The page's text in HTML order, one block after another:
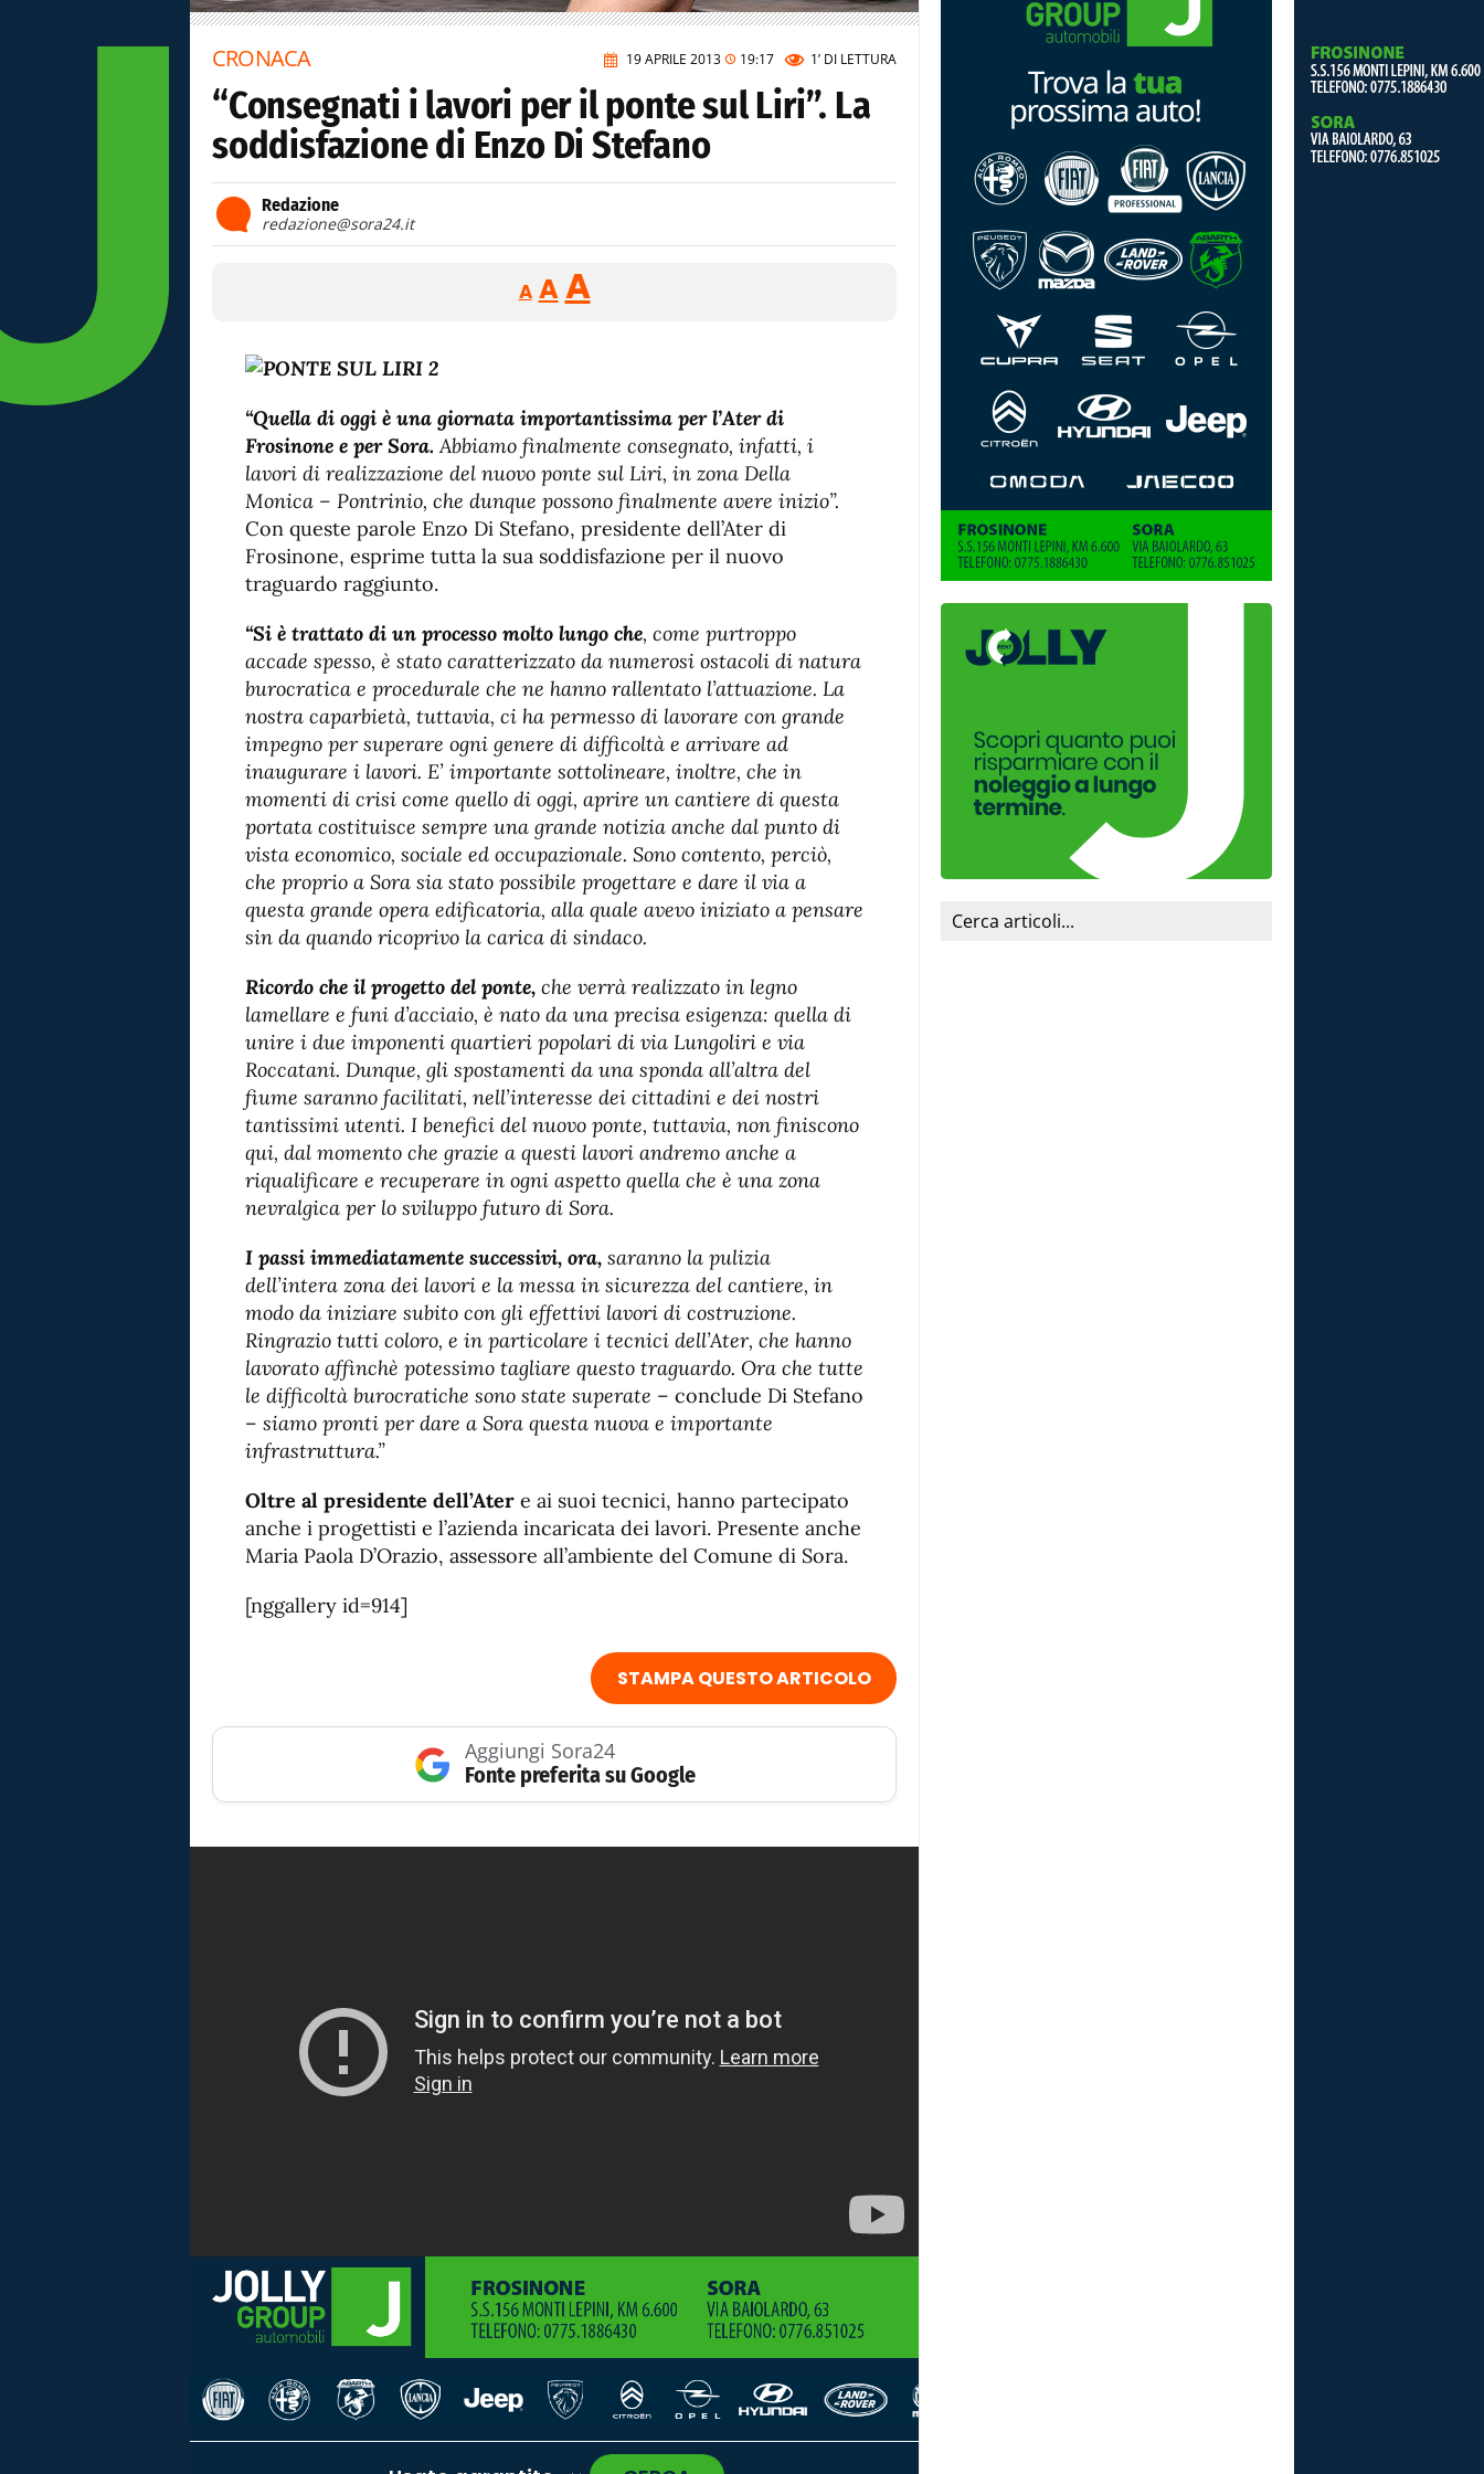
19 APRILE 2013 19:17 1’ DI LETTURA
CRONACA
“Consegnati i lavori per il ponte sul Liri”. La
soddisfazione di Enzo Di Stefano
Redazione
redazione@sora24.it
A
Reducir
tamaño
A Restablecer
tamaño
AAumentar
fuente.
“Quella di oggi è una giornata importantissima per l’Ater di
Frosinone e per Sora. Abbiamo finalmente consegnato, infatti, i
lavori di realizzazione del nuovo ponte sul Liri, in zona Della
Monica – Pontrinio, che dunque possono finalmente avere inizio”.
Con queste parole Enzo Di Stefano, presidente dell’Ater di
Frosinone, esprime tutta la sua soddisfazione per il nuovo
traguardo raggiunto.
“Si è trattato di un processo molto lungo che, come purtroppo
accade spesso, è stato caratterizzato da numerosi ostacoli di natura
burocratica e procedurale che ne hanno rallentato l’attuazione. La
nostra caparbietà, tuttavia, ci ha permesso di lavorare con grande
impegno per superare ogni genere di difficoltà e arrivare ad
inaugurare i lavori. E’ importante sottolineare, inoltre, che in
momenti di crisi come quello di oggi, aprire un cantiere di questa
portata costituisce sempre una grande notizia anche dal punto di
vista economico, sociale ed occupazionale. Sono contento, perciò,
che proprio a Sora sia stato possibile progettare e dare il via a
questa grande opera edificatoria, alla quale avevo iniziato a pensare
sin da quando ricoprivo la carica di sindaco.
Ricordo che il progetto del ponte, che verrà realizzato in legno
lamellare e funi d’acciaio, è nato da una precisa esigenza: quella di
unire i due imponenti quartieri popolari di via Lungoliri e via
Roccatani. Dunque, gli spostamenti da una sponda all’altra del
fiume saranno facilitati, nell’interesse dei cittadini e dei nostri
tantissimi utenti. I benefici del nuovo ponte, tuttavia, non finiscono
qui, dal momento che grazie a questi lavori andremo anche a
riqualificare e recuperare in ogni aspetto quella che è una zona
nevralgica per lo sviluppo futuro di Sora.
I passi immediatamente successivi, ora, saranno la pulizia
dell’intera zona dei lavori e la messa in sicurezza del cantiere, in
modo da iniziare subito con gli effettivi lavori di costruzione.
Ringrazio tutti coloro, e in particolare i tecnici dell’Ater, che hanno
lavorato affinchè potessimo tagliare questo traguardo. Ora che tutte
le difficoltà burocratiche sono state superate – conclude Di Stefano
– siamo pronti per dare a Sora questa nuova e importante
infrastruttura.”
Oltre al presidente dell’Ater e ai suoi tecnici, hanno partecipato
anche i progettisti e l’azienda incaricata dei lavori. Presente anche
Maria Paola D’Orazio, assessore all’ambiente del Comune di Sora.
[nggallery id=914]
STAMPA QUESTO ARTICOLO
Aggiungi Sora24
Fonte preferita su Google